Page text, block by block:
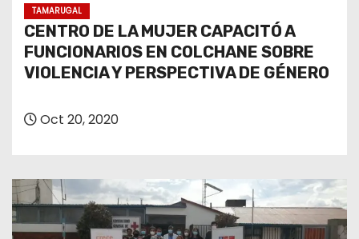
TAMARUGAL
CENTRO DE LA MUJER CAPACITÓ A
FUNCIONARIOS EN COLCHANE SOBRE
VIOLENCIA Y PERSPECTIVA DE GÉNERO
Oct 20, 2020